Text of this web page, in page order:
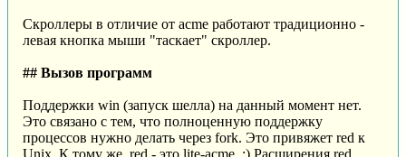
Скроллеры в отличие от acme работают традиционно -
левая кнопка мыши "таскает" скроллер.
## Вызов программ
Поддержки win (запуск шелла) на данный момент нет.
Это связано с тем, что полноценную поддержку
процессов нужно делать через fork. Это привяжет red к
Unix. К тому же, red - это lite-acme. :) Расширения red